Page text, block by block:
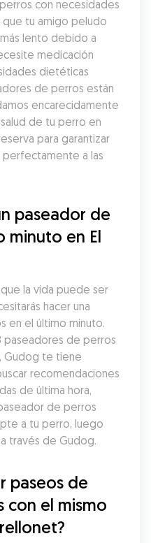
con necesidades
que tu amigo peludo
lento debido a
medicación
dietéticas
de perros están
encarecidamente
de tu perro en
para garantizar
a las
paseador de
minuto en El
que la vida puede ser
hacer una
en el último minuto.
paseadores de perros
Gudog te tiene
recomendaciones
de última hora,
de perros
a tu perro, luego
través de Gudog.
paseos de
con el mismo